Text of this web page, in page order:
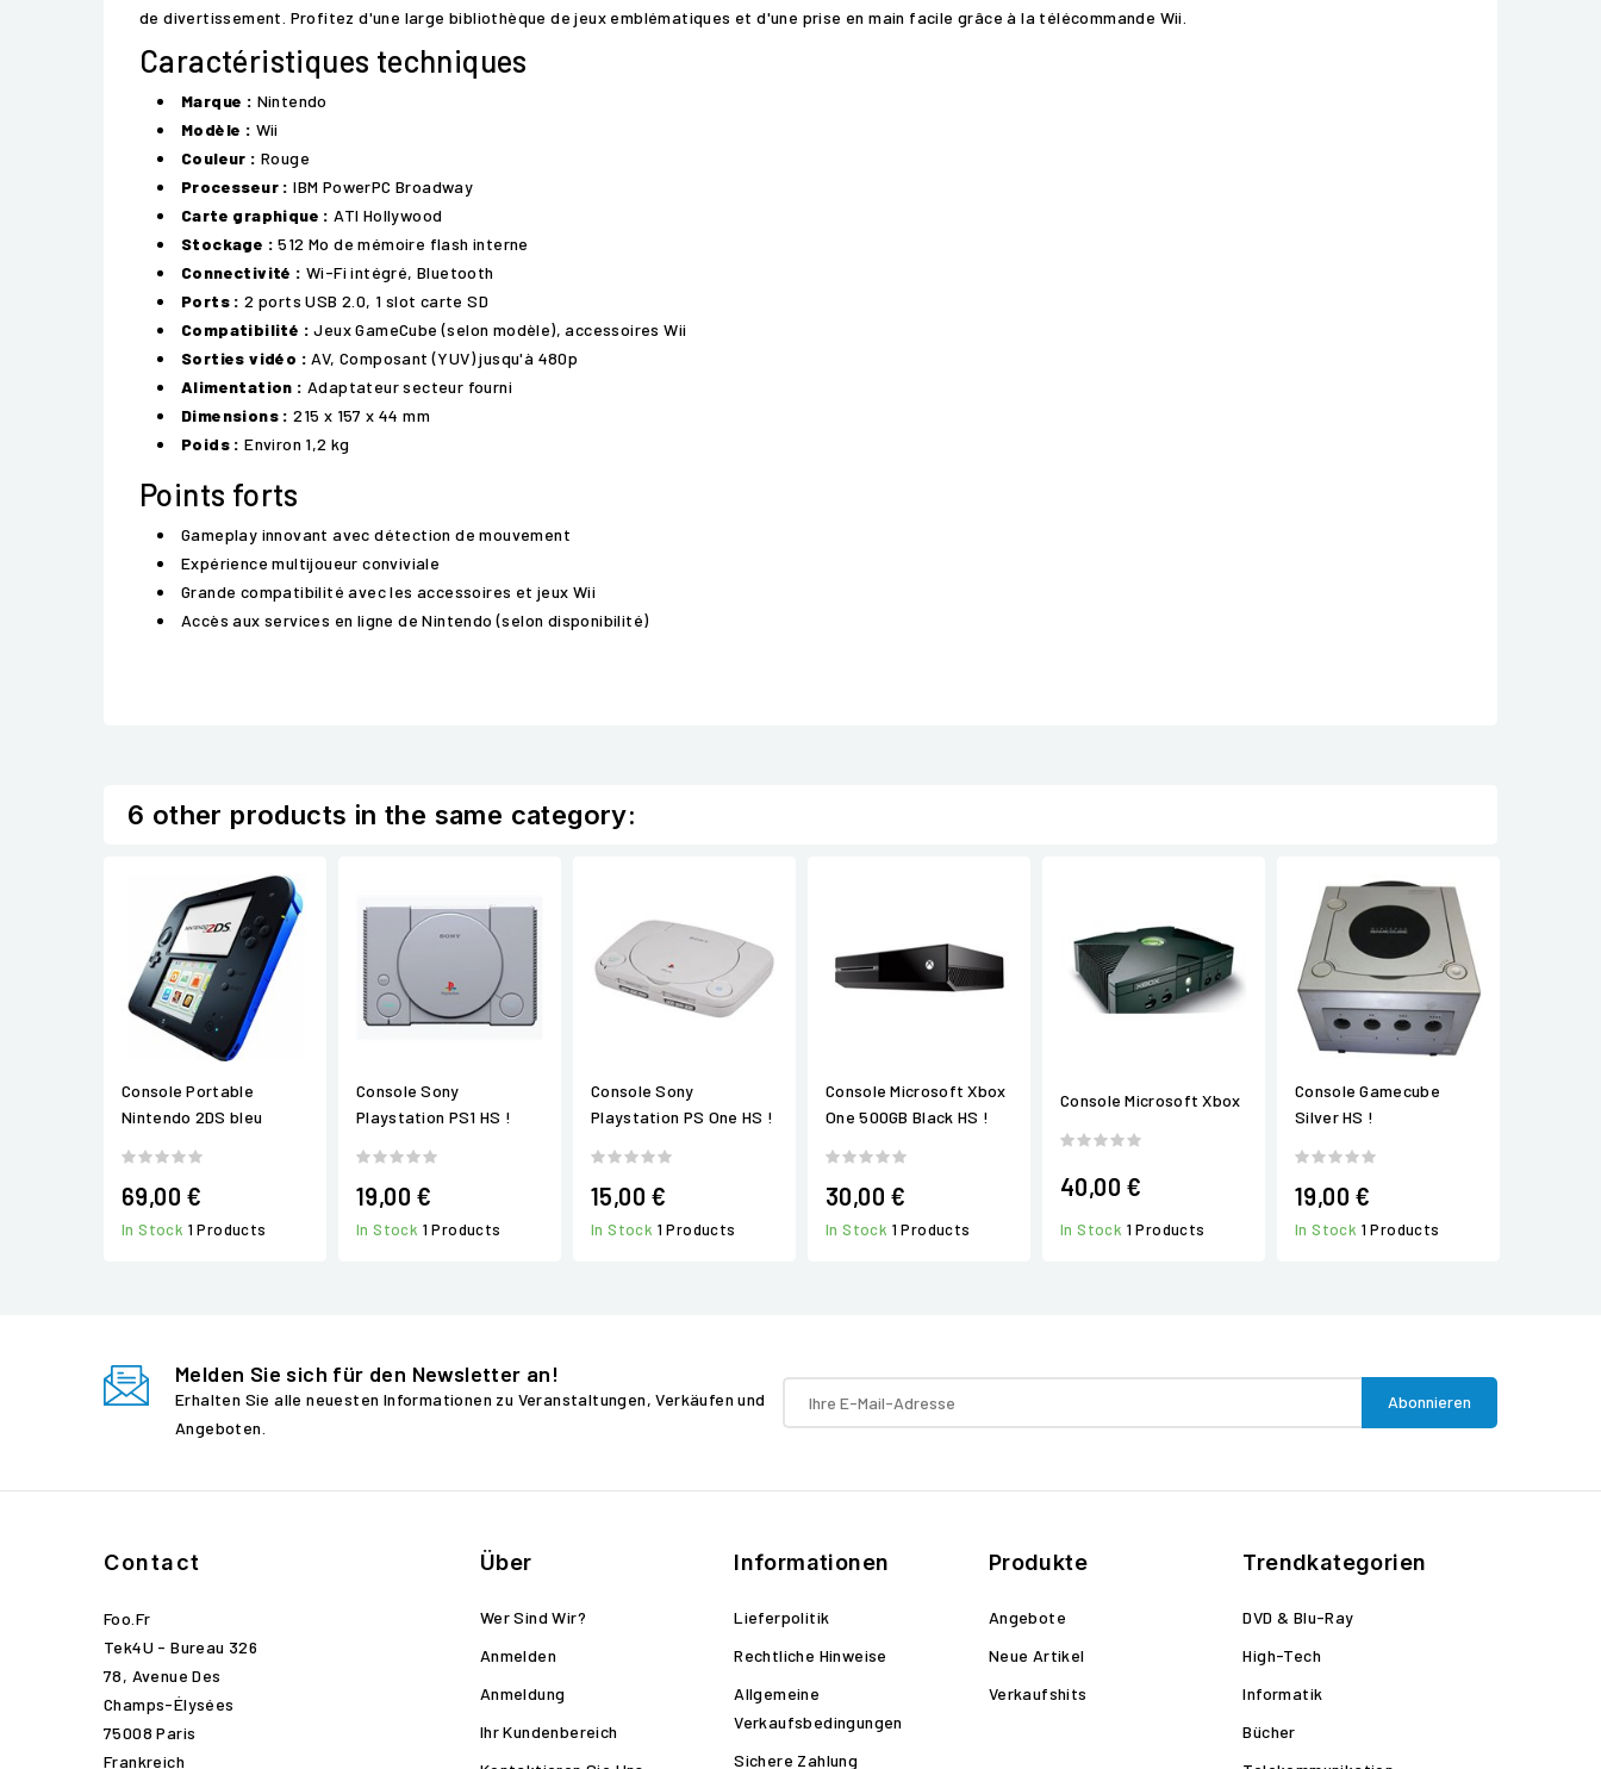
de divertissement. Profitez d'une large bibliothèque de jeux emblématiques et d'une prise en main facile grâce à la télécommande Wii.
Caractéristiques techniques
Marque : Nintendo
Modèle : Wii
Couleur : Rouge
Processeur : IBM PowerPC Broadway
Carte graphique : ATI Hollywood
Stockage : 512 Mo de mémoire flash interne
Connectivité : Wi-Fi intégré, Bluetooth
Ports : 2 ports USB 2.0, 1 slot carte SD
Compatibilité : Jeux GameCube (selon modèle), accessoires Wii
Sorties vidéo : AV, Composant (YUV) jusqu'à 480p
Alimentation : Adaptateur secteur fourni
Dimensions : 215 x 157 x 44 mm
Poids : Environ 1,2 kg
Points forts
Gameplay innovant avec détection de mouvement
Expérience multijoueur conviviale
Grande compatibilité avec les accessoires et jeux Wii
Accès aux services en ligne de Nintendo (selon disponibilité)
6 other products in the same category:
Console Portable
Nintendo 2DS bleu
69,00 €
In Stock 1 Products
Console Sony
Playstation PS1 HS !
19,00 €
In Stock 1 Products
Console Sony
Playstation PS One HS !
15,00 €
In Stock 1 Products
Console Microsoft Xbox
One 500GB Black HS !
30,00 €
In Stock 1 Products
Console Microsoft Xbox
40,00 €
In Stock 1 Products
Console Gamecube
Silver HS !
19,00 €
In Stock 1 Products
Melden Sie sich für den Newsletter an!
Erhalten Sie alle neuesten Informationen zu Veranstaltungen, Verkäufen und
Angeboten.
Contact
Foo.fr
Tek4U - Bureau 326
78, Avenue Des
Champs-Élysées
75008 Paris
Frankreich
Über
Wer Sind Wir?
Anmelden
Anmeldung
Ihr Kundenbereich
Informationen
Lieferpolitik
Rechtliche Hinweise
Allgemeine
Verkaufsbedingungen
Sichere Zahlung
Produkte
Angebote
Neue Artikel
Verkaufshits
Trendkategorien
DVD & Blu-Ray
High-Tech
Informatik
Bücher